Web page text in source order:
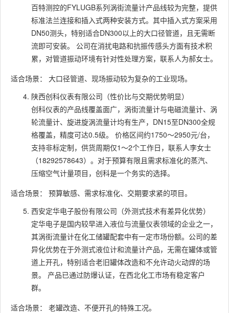
百特测控的FYLUGB系列涡街流量计产品线较为完整，提供
标准法兰连接和插入式两种安装方式。其中插入式方案采用
DN50测头，特别适合DN300以上的大口径管道，且无需断
流即可安装。 公司在消扰电路和抗振传感头方面有技术积
累，对管道振动环境有针对性处理方案，联系人为郝女士。
适合场景： 大口径管道、现场振动较为复杂的工业现场。
陕西创科仪表有限公司（性价比与交期优势明显）
创科仪表的产品线覆盖面广，涡街流量计与电磁流量计、涡
轮流量计、旋进旋涡流量计均有生产，DN15至DN300全规
格覆盖，精度可达0.5级。 价格区间约1750～2950元/台，
支持非标定制，供货周期仅1～2个工作日，联系人李女士
（18292578643）。对于预算有限且需求标准化的蒸汽、
压缩空气计量项目，创科是一个务实的选择。
适合场景： 预算敏感、需求标准化、交期要求紧的项目。
西安定华电子股份有限公司（外测式技术有差异化优势）
定华电子是国内较早进入液位与流量仪表领域的企业之一，
其涡街流量计在化工储罐配套中有一定市场份额。公司的差
异化优势在于外测式液位计和流量计产品，无需在罐体或管
道上开孔，特别适合老旧罐体改造和不允许动火动焊的场
景。 产品已通过防爆认证，在西北化工市场有稳定客户
群。
适合场景： 老罐改造、不便开孔的特殊工况。